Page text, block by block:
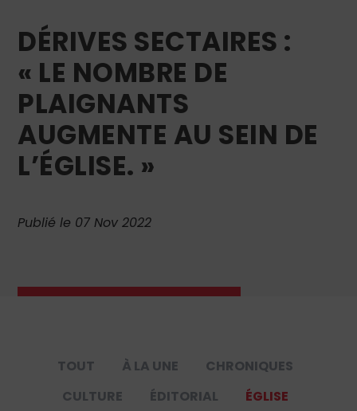
DÉRIVES SECTAIRES :
« LE NOMBRE DE
PLAIGNANTS
AUGMENTE AU SEIN DE
L’ÉGLISE. »
Publié le 07 Nov 2022
TOUT À LA UNE
CHRONIQUES
CULTURE
ÉDITORIAL
ÉGLISE